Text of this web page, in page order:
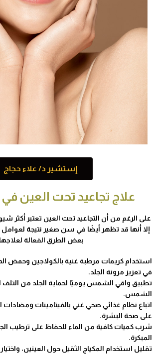
إستشير د/ علاء حجاج
علاج تجاعيد تحت العين
على الرغم من أن التجاعيد تحت العين تعتبر أكثر
إلا أنها قد تظهر أيضًا في سن صغير نتيجة لعوامل
بعض الطرق الفعالة
استخدام كريمات مرطبة غنية بالكولاجين وحمض
في تعزيز مرونة الجلد.
تطبيق واقي الشمس يوميًا لحماية الجلد من التلف
الشمس.
اتباع نظام غذائي صحي غني بالفيتامينات ومضادات
على صحة البشرة.
شرب كميات كافية من الماء للحفاظ على ترطيب
المبكرة.
تقليل استخدام المكياج الثقيل حول العينين،